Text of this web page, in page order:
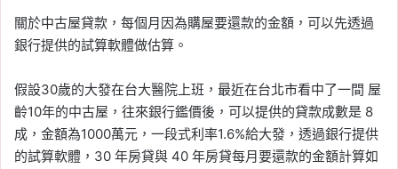
關於中古屋貸款，每個月因為購屋要還款的金額，可以先透過
銀行提供的試算軟體做估算。
假設30歲的大發在台大醫院上班，最近在台北市看中了一間 屋
齡10年的中古屋，往來銀行鑑價後，可以提供的貸款成數是 8
成，金額為1000萬元，一段式利率1.6%給大發，透過銀行提供
的試算軟體，30 年房貸與 40 年房貸每月要還款的金額計算如